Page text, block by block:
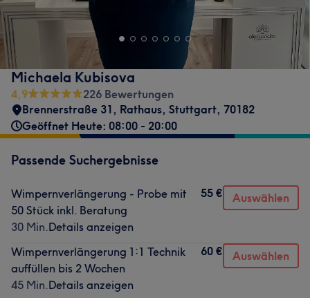
Michaela Kubisova
4,9
226 Bewertungen
Brennerstraße 31, Rathaus, Stuttgart, 70182
Geöffnet Heute: 08:00 - 20:00
Passende Suchergebnisse
Wimpernverlängerung - Probe mit
50 Stück inkl. Beratung
30 Min.Details anzeigen
55 € Auswählen
Wimpernverlängerung 1:1 Technik
auffüllen bis 2 Wochen
45 Min.Details anzeigen
60 € Auswählen